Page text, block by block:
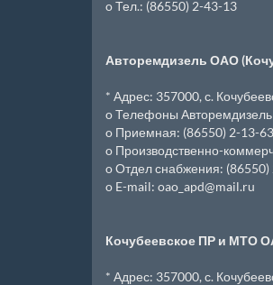
o Тел.: (86550) 2-43-13
Авторемдизель ОАО
* Адрес: 357000, с.
o Телефоны Авторемдизель
o Приемная: (86550) 2-13-
o Производственно-
o Отдел снабжения: (86550)
o E-mail: oao_apd@mail.ru
Кочубеевское ПР и МТО
* Адрес: 357000, с.